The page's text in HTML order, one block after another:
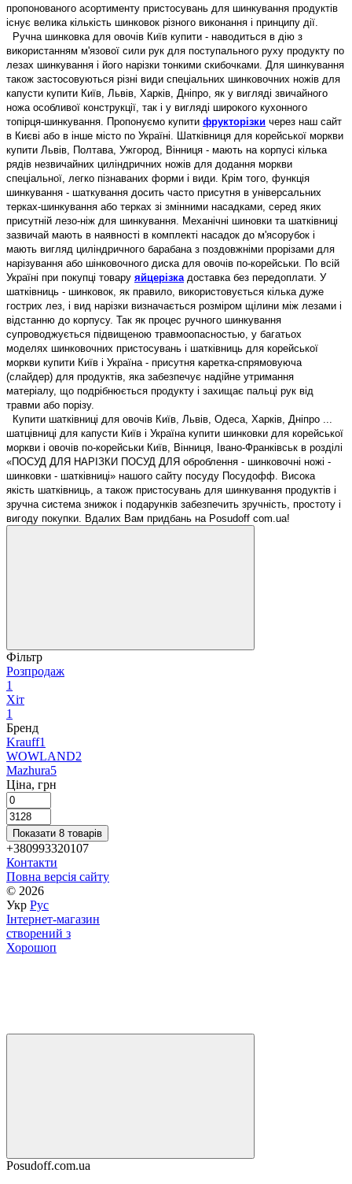
пропонованого асортименту пристосувань для шинкування продуктів
існує велика кількість шинковок різного виконання і принципу дії.
Ручна шинковка для овочів Київ купити - наводиться в дію з
використанням м'язової сили рук для поступального руху продукту по
лезах шинкування і його нарізки тонкими скибочками. Для шинкування
також застосовуються різні види спеціальних шинковочних ножів для
капусти купити Київ, Львів, Харків, Дніпро, як у вигляді звичайного
ножа особливої ​​конструкції, так і у вигляді широкого кухонного
топірця-шинкування.
Пропонуємо купити фрукторізки через наш сайт
в Києві або в інше місто по Україні.
Шатківниця для корейської моркви
купити Львів, Полтава, Ужгород, Вінниця - мають на корпусі кілька
рядів незвичайних циліндричних ножів для додання моркви
спеціальної, легко пізнаваних форми і види. Крім того, функція
шинкування - шаткування досить часто присутня в універсальних
терках-шинкування або терках зі змінними насадками, серед яких
присутній лезо-ніж для шинкування. Механічні шиновки та шатківниці
зазвичай мають в наявності в комплекті насадок до м'ясорубок і
мають вигляд циліндричного барабана з поздовжніми прорізами для
нарізування або шінковочного диска для овочів по-корейськи.
По всій
Україні при покупці товару яйцерізка доставка без передоплати. У
шатківниць - шинковок, як правило, використовується кілька дуже
гострих лез, і вид нарізки визначається розміром щілини між лезами і
відстанню до корпусу. Так як процес ручного шинкування
супроводжується підвищеною травмоопасностью, у багатьох
моделях шинковочних пристосувань і шатківниць для корейської
моркви купити Київ і Україна - присутня каретка-спрямовуюча
(слайдер) для продуктів, яка забезпечує надійне утримання
матеріалу, що подрібнюється продукту і захищає пальці рук від
травми або порізу.
Купити шатківниці для овочів Київ, Львів, Одеса, Харків, Дніпро ...
шатцівниці для капусти Київ і Україна купити шинковки для корейської
моркви і овочів по-корейськи Київ, Вінниця, Івано-Франківськ в розділі
«ПОСУД ДЛЯ НАРІЗКИ ПОСУД ДЛЯ оброблення - шинковочні ножі -
шинковки - шатківниці» нашого сайту посуду Посудофф. Висока
якість шатківниць, а також пристосувань для шинкування продуктів і
зручна система знижок і подарунків забезпечить зручність, простоту і
вигоду покупки. Вдалих Вам придбань на Posudoff com.ua!
Фільтр
Розпродаж
1
Хіт
1
Бренд
Krauff1
WOWLAND2
Mazhura5
Ціна, грн
Показати 8 товарів
+380993320107
Контакти
Повна версія сайту
© 2026
Укр Рус
Інтернет-магазин
створений з
Хорошоп
Posudoff.com.ua